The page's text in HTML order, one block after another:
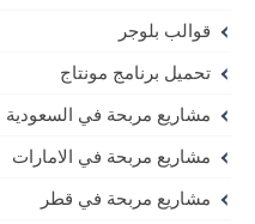
قوالب بلوجر
تحميل برنامج مونتاج
مشاريع مربحة في السعودية
مشاريع مربحة في الامارات
مشاريع مربحة في قطر